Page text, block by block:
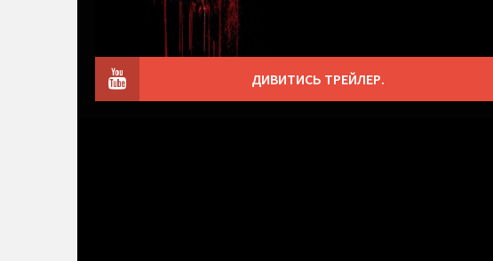
ДИВИТИСЬ ТРЕЙЛЕР.